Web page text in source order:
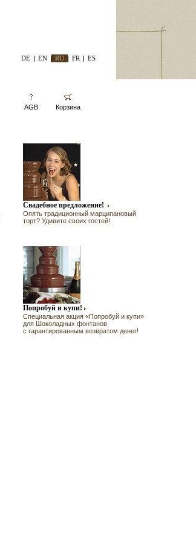
DE EN RU FR ES
AGB Корзина
Свадебное предложение!
Опять традиционный марципановый
торт? Удивите своих гостей!
Попробуй и купи!
Специальная акция «Попробуй и купи»
для Шоколадных фонтанов
с гарантированным возвратом денег!